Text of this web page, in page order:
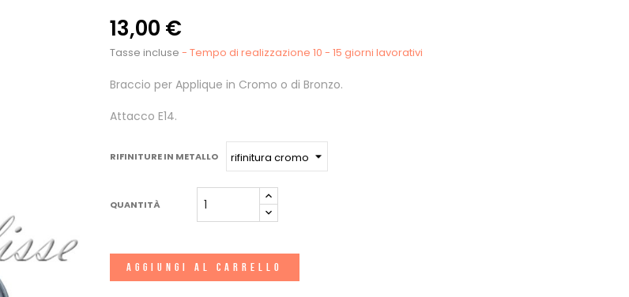
13,00 €
Tasse incluse - Tempo di realizzazione 10 - 15 giorni lavorativi
Braccio per Applique in Cromo o di Bronzo.
Attacco E14.
RIFINITURE IN METALLO
QUANTITÀ
AGGIUNGI AL CARRELLO